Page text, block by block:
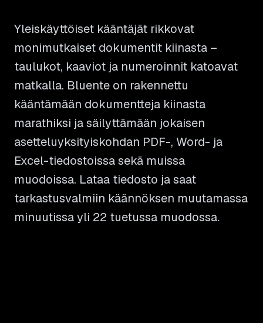
Yleiskäyttöiset kääntäjät rikkovat
monimutkaiset dokumentit kiinasta –
taulukot, kaaviot ja numeroinnit katoavat
matkalla. Bluente on rakennettu
kääntämään dokumentteja kiinasta
marathiksi ja säilyttämään jokaisen
asetteluyksityiskohdan PDF-, Word- ja
Excel-tiedostoissa sekä muissa
muodoissa. Lataa tiedosto ja saat
tarkastusvalmiin käännöksen muutamassa
minuutissa yli 22 tuetussa muodossa.